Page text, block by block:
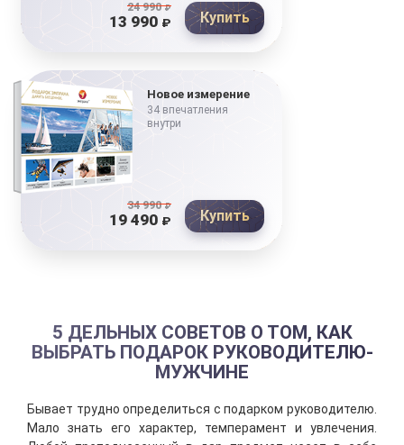
24 990₽
13 990 ₽ Купить
Новое измерение
34 впечатления
внутри
34 990₽
19 490 ₽ Купить
5 ДЕЛЬНЫХ СОВЕТОВ О ТОМ, КАК
ВЫБРАТЬ ПОДАРОК РУКОВОДИТЕЛЮ-
МУЖЧИНЕ
Бывает трудно определиться с подарком руководителю.
Мало знать его характер, темперамент и увлечения.